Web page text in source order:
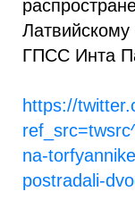
ГПСС Инта
https://
na-
postradali-